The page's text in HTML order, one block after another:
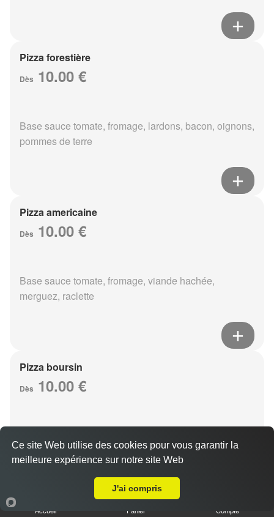
Pizza forestière
Dès 10.00 €
Base sauce tomate, fromage, lardons, bacon, oignons,
pommes de terre
Pizza americaine
Dès 10.00 €
Base sauce tomate, fromage, viande hachée,
merguez, raclette
Pizza boursin
Dès 10.00 €
eouf
Accueil Panier Compte
Ce site Web utilise des cookies pour vous garantir la
meilleure expérience sur notre site Web
J'ai compris